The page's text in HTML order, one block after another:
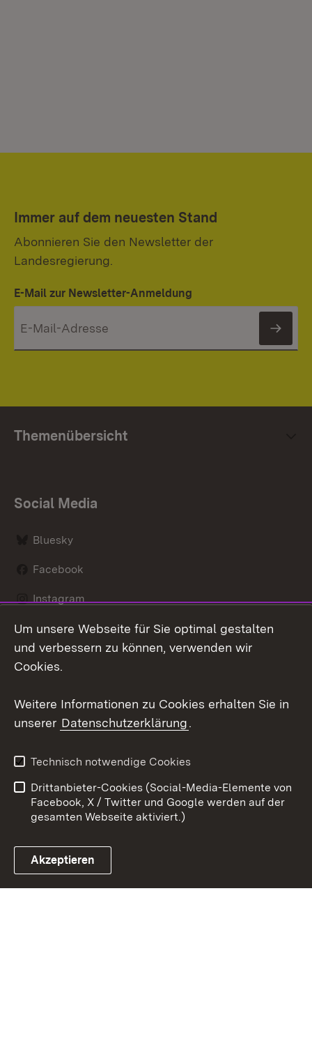
Immer auf dem neuesten Stand
Abonnieren Sie den Newsletter der
Landesregierung.
E-Mail zur Newsletter-Anmeldung
Themenübersicht
Social Media
Bluesky
Facebook
Instagram
LinkedIn
Link zum Landesportal
Datenschutz
Barrierefreiheit
Impressum
Cookies
Um unsere Webseite für Sie optimal gestalten
und verbessern zu können, verwenden wir
Cookies.
Weitere Informationen zu Cookies erhalten Sie in
unserer Datenschutzerklärung.
Technisch notwendige Cookies
Drittanbieter-Cookies (Social-Media-Elemente von
Facebook, X / Twitter und Google werden auf der
gesamten Webseite aktiviert.)
Akzeptieren